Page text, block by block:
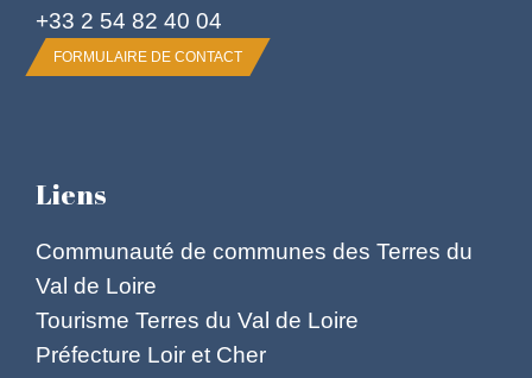
+33 2 54 82 40 04
FORMULAIRE DE CONTACT
Liens
Communauté de communes des Terres du
Val de Loire
Tourisme Terres du Val de Loire
Préfecture Loir et Cher